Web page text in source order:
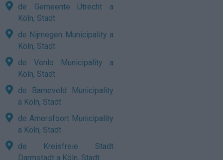
de Gemeente Utrecht a
Köln, Stadt
de Nijmegen Municipality a
Köln, Stadt
de Venlo Municipality a
Köln, Stadt
de Barneveld Municipality
a Köln, Stadt
de Amersfoort Municipality
a Köln, Stadt
de Kreisfreie Stadt
Darmstadt a Köln, Stadt